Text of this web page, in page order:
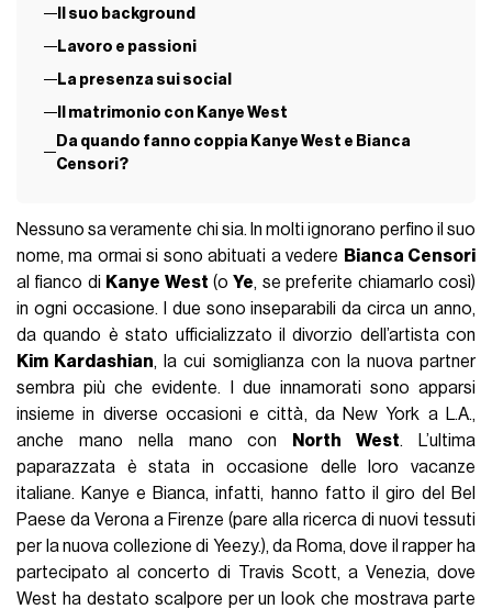
Il suo background
Lavoro e passioni
La presenza sui social
Il matrimonio con Kanye West
Da quando fanno coppia Kanye West e Bianca
Censori?
Nessuno sa veramente chi sia. In molti ignorano perfino il suo
nome, ma ormai si sono abituati a vedere Bianca Censori
al fianco di Kanye West (oYe, se preferite chiamarlo così)
in ogni occasione. I due sono inseparabili da circa un anno,
da quando è stato ufficializzato il divorzio dell’artista con
Kim Kardashian, la cui somiglianza con la nuova partner
sembra più che evidente. I due innamorati sono apparsi
insieme in diverse occasioni e città, da New York a L.A.,
anche mano nella mano con
North West. L’ultima
paparazzata è stata in occasione delle loro vacanze
italiane. Kanye e Bianca, infatti, hanno fatto il giro del Bel
Paese da Verona a Firenze (pare alla ricerca di nuovi tessuti
per la nuova collezione di Yeezy.), da Roma, dove il rapper ha
partecipato al concerto di Travis Scott, a Venezia, dove
West ha destato scalpore per un look che mostrava parte